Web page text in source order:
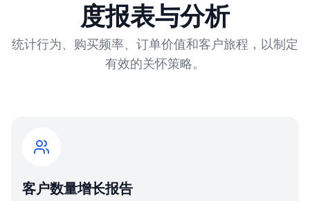
度报表与分析
统计行为、购买频率、订单价值和客户旅程，以制定
有效的关怀策略。
客户数量增长报告